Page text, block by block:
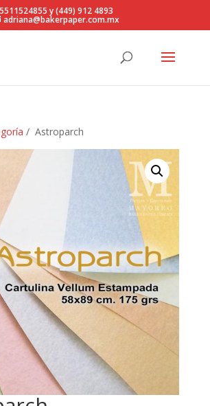
5511524855 y (449) 912 4893
adriana@bakerpaper.com.mx
/ Astroparch